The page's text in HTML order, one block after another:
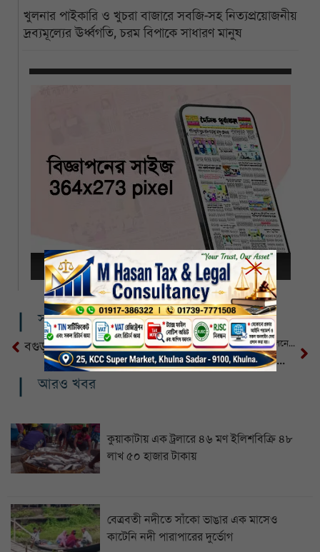
খুলনার পাইকারি ও খুচরা বাজারে সবজি-সহ নিত্যপ্রয়োজনীয়
দ্রব্যমূল্যের ঊর্ধ্বগতি, চরম বিপাকে সাধারণ মানুষ
সম্পর্কিত খবর
বগুড়ায় নানা বাড়ি বেড়াতে গিয়ে পানিতে ডুবে শিশুর মৃত্যু সিলেটে বৈষম্যবিরোধী ছাত্র আন্দোলনের নেতাকে ছুরিকাঘাত
সাতক্ষীরায় বিয়ের প্রলোভনে ধর্ষণের পর জোরপূর্বক গর্ভপাত, যুবক গ্রেপ্তার
আরও খবর
কুয়াকাটায় এক ট্রলারে ৪৬ মণ ইলিশবিক্রি ৪৮
লাখ ৫০ হাজার টাকায়
বেত্রবতী নদীতে সাঁকো ভাঙার এক মাসেও
কাটেনি নদী পারাপারের দুর্ভোগ